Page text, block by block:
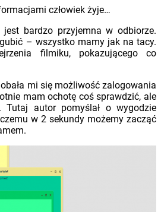
człowiek żyje…
jest bardzo przyjemna w odbiorze.
– wszystko mamy jak na tacy.
filmiku, pokazującego co
mi się możliwość zalogowania
mam ochotę coś sprawdzić, ale
Tutaj autor pomyślał o wygodzie
w 2 sekundy możemy zacząć